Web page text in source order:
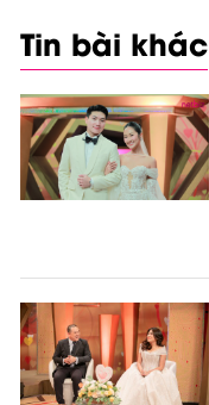
Tin bài khác